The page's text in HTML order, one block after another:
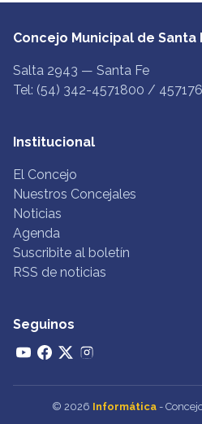
Concejo Municipal de Santa
Salta 2943 — Santa Fe
Tel: (54) 342-4571800 /
Institucional
El Concejo
Nuestros Concejales
Noticias
Agenda
Suscribite al boletín
RSS de noticias
Seguinos
© 2026 Informática-